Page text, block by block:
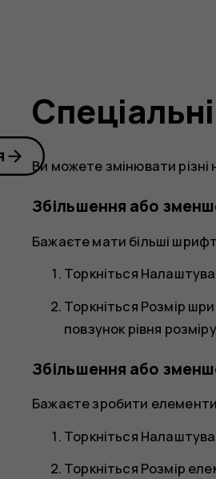
Ви можете змінювати
Збільшення або
Бажаєте мати більші
Торкніться
Торкніться Розмір
повзунок рівня
Збільшення або
Бажаєте зробити
Торкніться
Торкніться Розмір